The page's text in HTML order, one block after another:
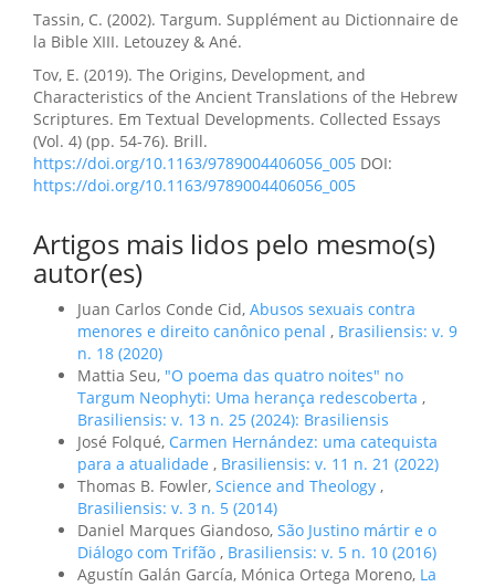
Tassin, C. (2002). Targum. Supplément au Dictionnaire de
la Bible XIII. Letouzey & Ané.
Tov, E. (2019). The Origins, Development, and
Characteristics of the Ancient Translations of the Hebrew
Scriptures. Em Textual Developments. Collected Essays
(Vol. 4) (pp. 54-76). Brill.
https://doi.org/10.1163/9789004406056_005 DOI:
https://doi.org/10.1163/9789004406056_005
Artigos mais lidos pelo mesmo(s)
autor(es)
Juan Carlos Conde Cid, Abusos sexuais contra
menores e direito canônico penal , Brasiliensis: v. 9
n. 18 (2020)
Mattia Seu, "O poema das quatro noites" no
Targum Neophyti: Uma herança redescoberta ,
Brasiliensis: v. 13 n. 25 (2024): Brasiliensis
José Folqué, Carmen Hernández: uma catequista
para a atualidade , Brasiliensis: v. 11 n. 21 (2022)
Thomas B. Fowler, Science and Theology ,
Brasiliensis: v. 3 n. 5 (2014)
Daniel Marques Giandoso, São Justino mártir e o
Diálogo com Trifão , Brasiliensis: v. 5 n. 10 (2016)
Agustín Galán García, Mónica Ortega Moreno, La